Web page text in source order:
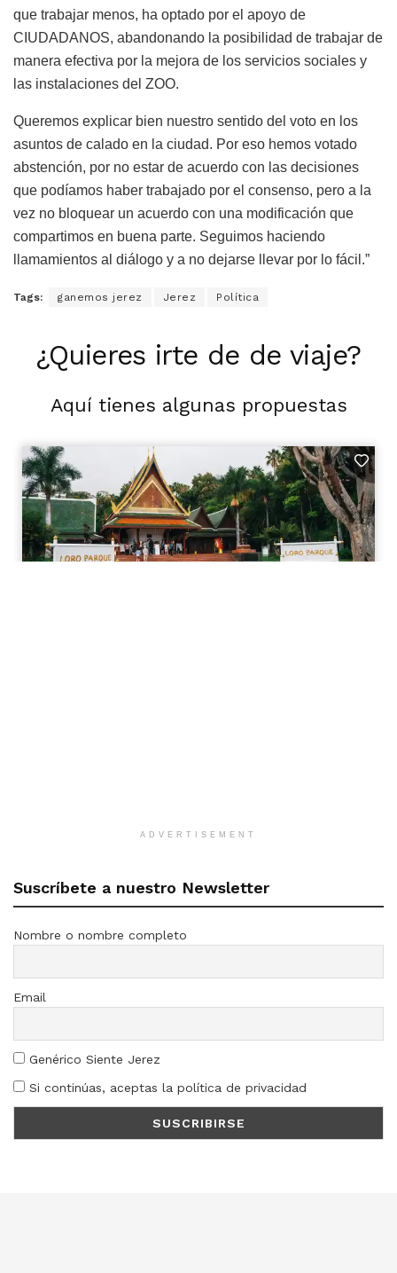
que trabajar menos, ha optado por el apoyo de
CIUDADANOS, abandonando la posibilidad de trabajar de
manera efectiva por la mejora de los servicios sociales y
las instalaciones del ZOO.
Queremos explicar bien nuestro sentido del voto en los
asuntos de calado en la ciudad. Por eso hemos votado
abstención, por no estar de acuerdo con las decisiones
que podíamos haber trabajado por el consenso, pero a la
vez no bloquear un acuerdo con una modificación que
compartimos en buena parte. Seguimos haciendo
llamamientos al diálogo y a no dejarse llevar por lo fácil.”
Tags: ganemos jerez Jerez Política
¿Quieres irte de de viaje?
Aquí tienes algunas propuestas
ADVERTISEMENT
Suscríbete a nuestro Newsletter
Nombre o nombre completo
Email
Genérico Siente Jerez
Si continúas, aceptas la política de privacidad